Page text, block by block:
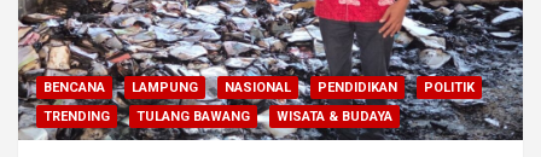
BENCANA LAMPUNG NASIONAL PENDIDIKAN
POLITIK
TRENDING
TULANG BAWANG WISATA & BUDAYA